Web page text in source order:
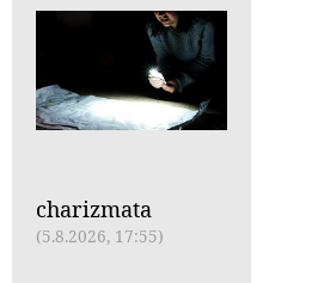
charizmata
(5.8.2026, 17:55)